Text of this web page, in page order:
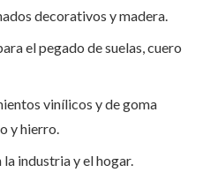
decorativos y madera.
el pegado de suelas, cuero
vinílicos y de goma
y hierro.
industria y el hogar.